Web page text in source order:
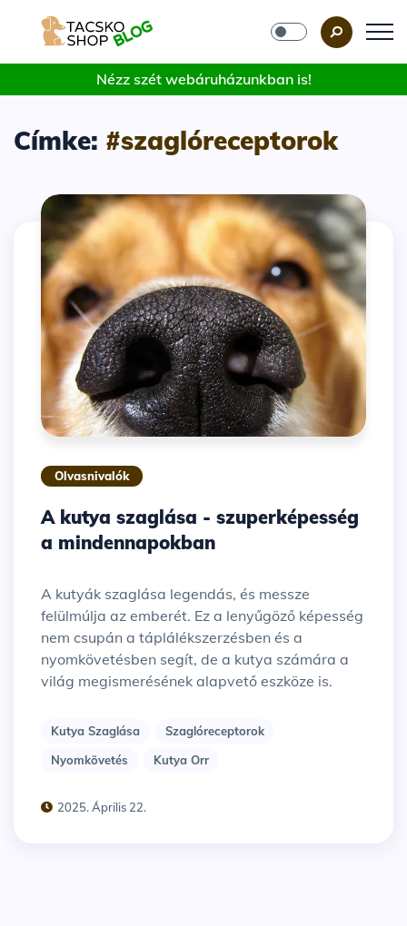
Nézz szét webáruházunkban is!
Címke: #szaglóreceptorok
Olvasnivalók
A kutya szaglása - szuperképesség
a mindennapokban
A kutyák szaglása legendás, és messze
felülmúlja az emberét. Ez a lenyűgöző képesség
nem csupán a táplálékszerzésben és a
nyomkövetésben segít, de a kutya számára a
világ megismerésének alapvető eszköze is.
Kutya Szaglása
Szaglóreceptorok
Nyomkövetés
Kutya Orr
2025. Április 22.